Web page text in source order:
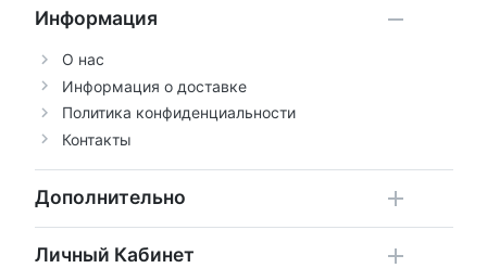
Информация
О нас
Информация о доставке
Политика конфиденциальности
Контакты
Дополнительно
Личный Кабинет